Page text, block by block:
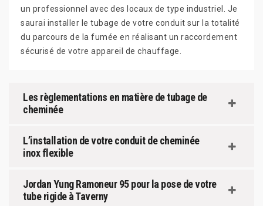
un professionnel avec des locaux de type industriel. Je
saurai installer le tubage de votre conduit sur la totalité
du parcours de la fumée en réalisant un raccordement
sécurisé de votre appareil de chauffage.
Les règlementations en matière de tubage de
cheminée
L’installation de votre conduit de cheminée
inox flexible
Jordan Yung Ramoneur 95 pour la pose de votre
tube rigide à Taverny